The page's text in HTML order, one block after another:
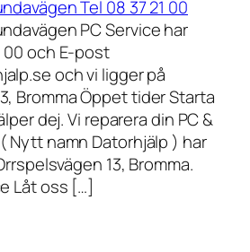
Tel 08 37 21 00
PC Service har
00 och E-post
och vi ligger på
Bromma Öppet tider Starta
dej. Vi reparera din PC &
Nytt namn Datorhjälp ) har
13, Bromma.
Låt oss […]